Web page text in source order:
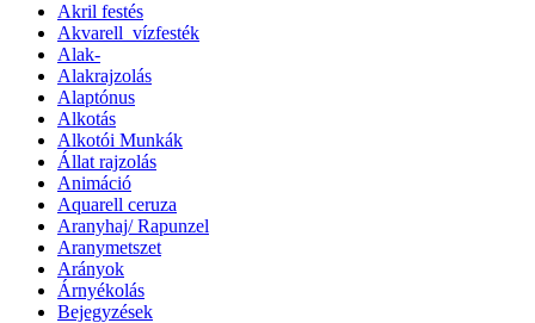
Akril festés
Akvarell_vízfesték
Alak-
Alakrajzolás
Alaptónus
Alkotás
Alkotói Munkák
Állat rajzolás
Animáció
Aquarell ceruza
Aranyhaj/ Rapunzel
Aranymetszet
Arányok
Árnyékolás
Bejegyzések